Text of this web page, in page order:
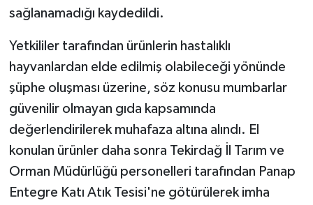
sağlanamadığı kaydedildi.
Yetkililer tarafından ürünlerin hastalıklı
hayvanlardan elde edilmiş olabileceği yönünde
şüphe oluşması üzerine, söz konusu mumbarlar
güvenilir olmayan gıda kapsamında
değerlendirilerek muhafaza altına alındı. El
konulan ürünler daha sonra Tekirdağ İl Tarım ve
Orman Müdürlüğü personelleri tarafından Panap
Entegre Katı Atık Tesisi'ne götürülerek imha
SPOR HABERLERİ
TEKNOLOJİ
Turizm
ÜLKE GÜNDEMİ
YAŞAM
YEREL